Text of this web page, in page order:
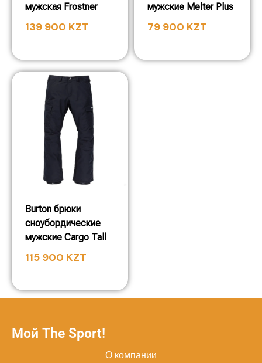
мужская Frostner
139 900 KZT
мужские Melter Plus
79 900 KZT
Burton брюки
сноубордические
мужские Cargo Tall
115 900 KZT
Мой The Sport!
О компании